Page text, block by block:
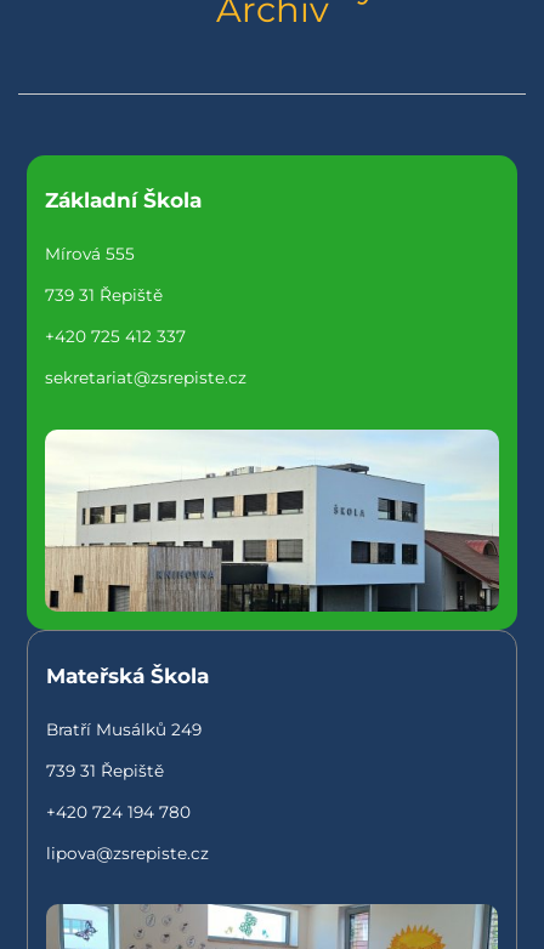
Archiv
Základní Škola
Mírová 555
739 31 Řepiště
+420 725 412 337
sekretariat@zsrepiste.cz
Mateřská Škola
Bratří Musálků 249
739 31 Řepiště
+420 724 194 780
lipova@zsrepiste.cz